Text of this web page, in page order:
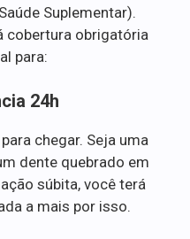
Suplementar).
cobertura obrigatória
para:
24h
chegar. Seja uma
dente quebrado em
súbita, você terá
a mais por isso.